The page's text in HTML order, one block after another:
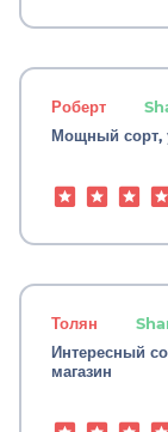
Роберт
Мощный сорт,
Толян
Интересный
магазин